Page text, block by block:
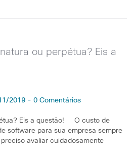
ou perpétua? Eis a
2019 - 0 Comentários
Eis a questão! O custo de
software para sua empresa sempre
avaliar cuidadosamente